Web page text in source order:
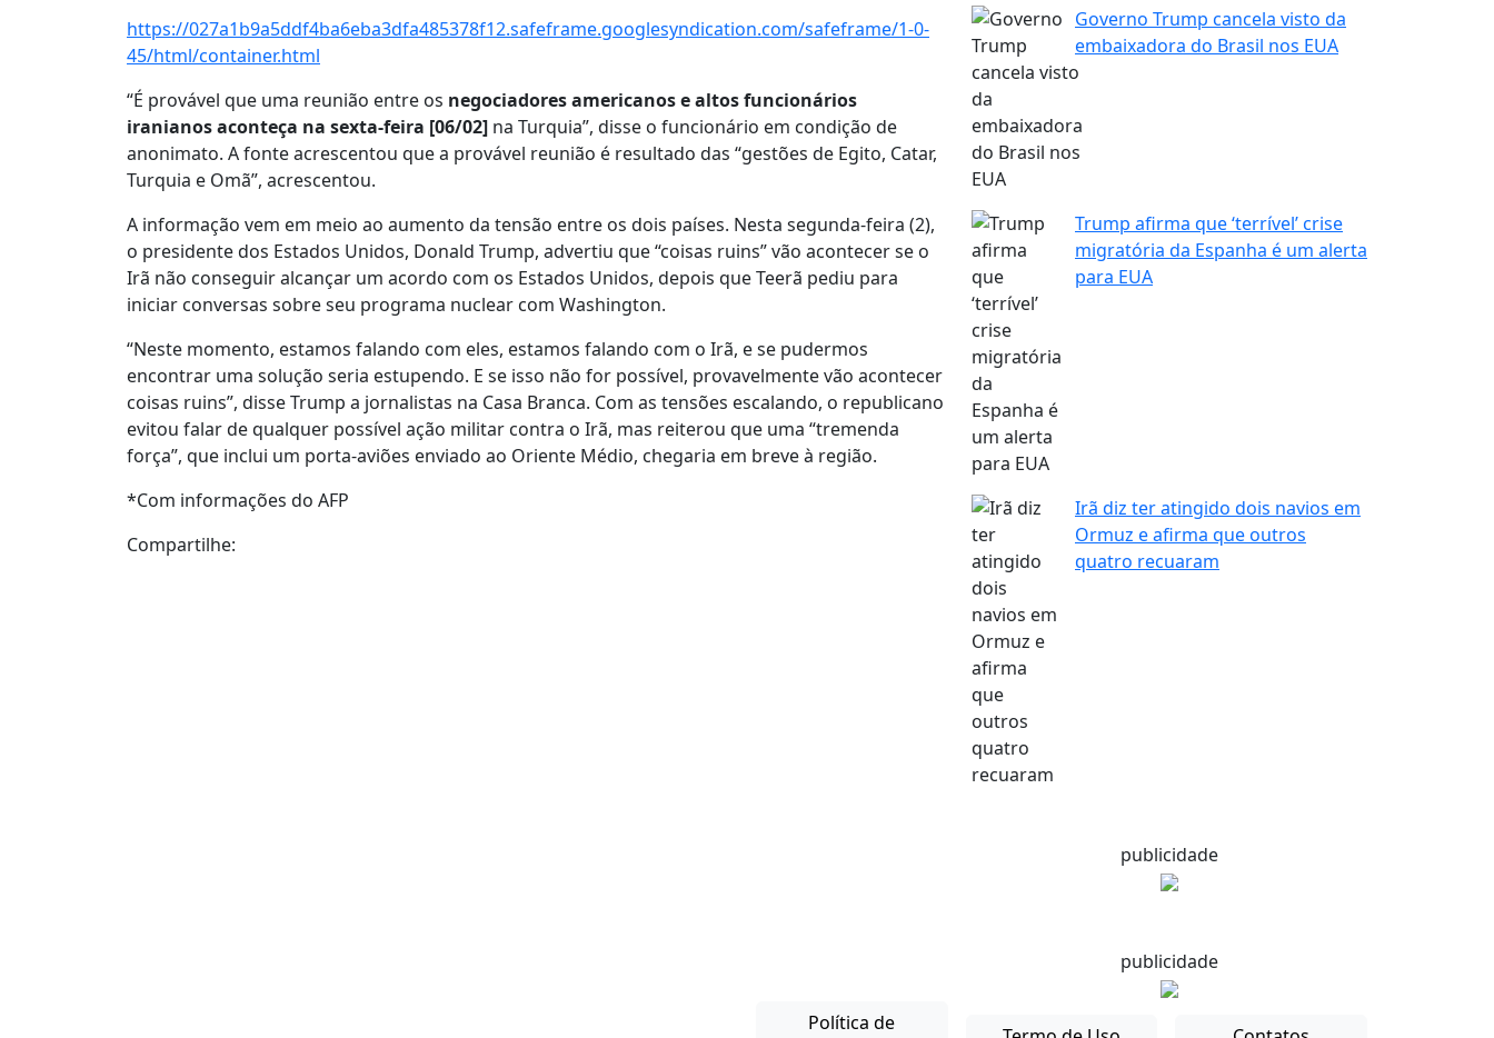
https://027a1b9a5ddf4ba6eba3dfa485378f12.safeframe.googlesyndication.com/safeframe/1-0-
45/html/container.html
“É provável que uma reunião entre os negociadores americanos e altos funcionários
iranianos aconteça na sexta-feira [06/02] na Turquia”, disse o funcionário em condição de
anonimato. A fonte acrescentou que a provável reunião é resultado das “gestões de Egito, Catar,
Turquia e Omã”, acrescentou.
A informação vem em meio ao aumento da tensão entre os dois países. Nesta segunda-feira (2),
o presidente dos Estados Unidos, Donald Trump, advertiu que “coisas ruins” vão acontecer se o
Irã não conseguir alcançar um acordo com os Estados Unidos, depois que Teerã pediu para
iniciar conversas sobre seu programa nuclear com Washington.
“Neste momento, estamos falando com eles, estamos falando com o Irã, e se pudermos
encontrar uma solução seria estupendo. E se isso não for possível, provavelmente vão acontecer
coisas ruins”, disse Trump a jornalistas na Casa Branca. Com as tensões escalando, o republicano
evitou falar de qualquer possível ação militar contra o Irã, mas reiterou que uma “tremenda
força”, que inclui um porta-aviões enviado ao Oriente Médio, chegaria em breve à região.
*Com informações do AFP
Compartilhe:
Governo Trump cancela visto da
embaixadora do Brasil nos EUA
Trump afirma que ‘terrível’ crise
migratória da Espanha é um alerta
para EUA
Irã diz ter atingido dois navios em
Ormuz e afirma que outros
quatro recuaram
publicidade
publicidade
Política de